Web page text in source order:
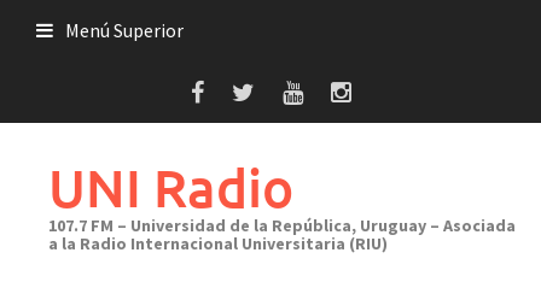
Menú Superior
UNI Radio
107.7 FM – Universidad de la República, Uruguay – Asociada
a la Radio Internacional Universitaria (RIU)